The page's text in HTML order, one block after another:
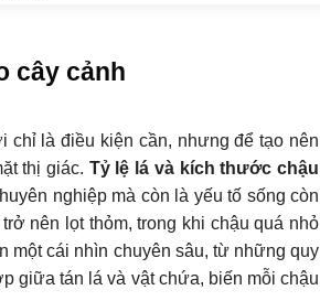
cây cảnh
chỉ là điều kiện cần, nhưng để tạo nên
thị giác. Tỷ lệ lá và kích thước chậu
nghiệp mà còn là yếu tố sống còn
nên lọt thỏm, trong khi chậu quá nhỏ
một cái nhìn chuyên sâu, từ những quy
giữa tán lá và vật chứa, biến mỗi chậu